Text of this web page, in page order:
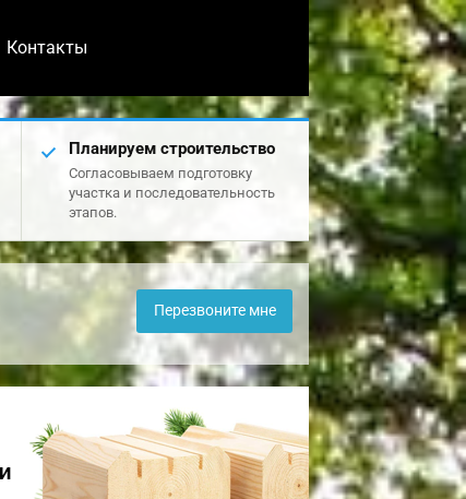
Контакты
Планируем строительство
Согласовываем подготовку
участка и последовательность
этапов.
Перезвоните мне